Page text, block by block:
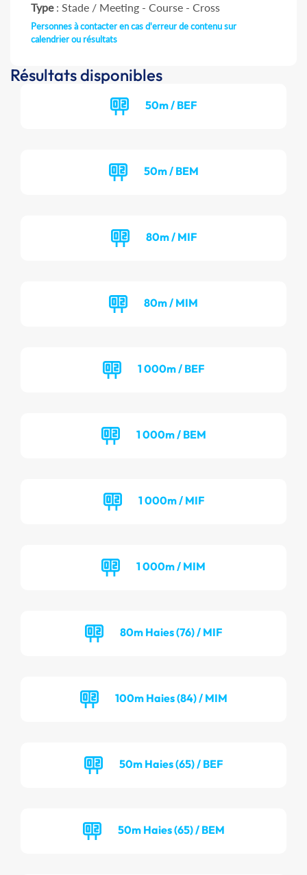
Type: Stade / Meeting - Course - Cross
Personnes à contacter en cas d'erreur de contenu sur
calendrier ou résultats
Résultats disponibles
50m / BEF
50m / BEM
80m / MIF
80m / MIM
1 000m / BEF
1 000m / BEM
1 000m / MIF
1 000m / MIM
80m Haies (76) / MIF
100m Haies (84) / MIM
50m Haies (65) / BEF
50m Haies (65) / BEM